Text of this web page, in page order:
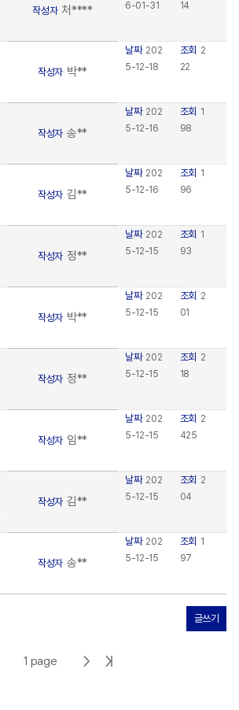
작성자 처****
6-01-31
14
작성자 박**
날짜 202
5-12-18
조회 2
22
작성자 송**
날짜 202
5-12-16
조회 1
98
작성자 김**
날짜 202
5-12-16
조회 1
96
작성자 정**
날짜 202
5-12-15
조회 1
93
작성자 박**
날짜 202
5-12-15
조회 2
01
작성자 정**
날짜 202
5-12-15
조회 2
18
작성자 임**
날짜 202
5-12-15
조회 2
425
작성자 김**
날짜 202
5-12-15
조회 2
04
작성자 송**
날짜 202
5-12-15
조회 1
97
글쓰기
1 page 다 마